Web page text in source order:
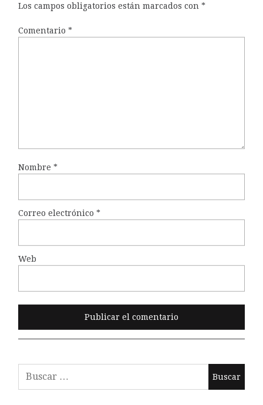
Los campos obligatorios están marcados con *
Comentario *
Nombre *
Correo electrónico *
Web